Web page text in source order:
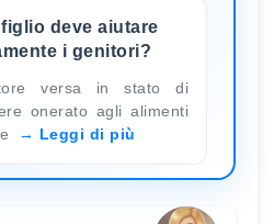
deve aiutare
i genitori?
versa in stato di
onerato agli alimenti
Leggi di più